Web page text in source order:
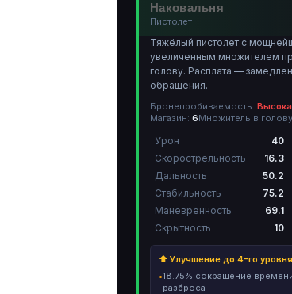
Наковальня
Пистолет
Тяжёлый пистолет с
увеличенным множителем
голову. Расплата —
обращения.
Бронепробиваемость:
Магазин: 6Множитель в
Урон
40
Скорострельность
16.3
Дальность
50.2
Стабильность
75.2
Маневренность
69.1
Скрытность
10
⬆ Улучшение до 4-го уровня
18.75% сокращение
разброса